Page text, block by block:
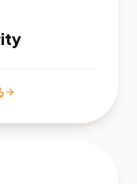
arrow_forward